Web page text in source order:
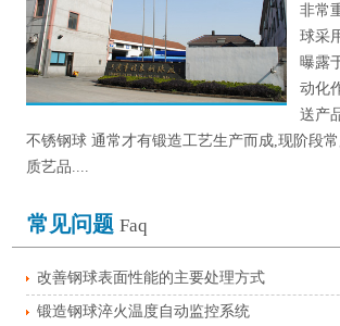
非常
球采
曝露
动化
送产
不锈钢球 通常才有锻造工艺生产而成,现阶段
质艺品....
常见问题 Faq
改善钢球表面性能的主要处理方式
锻造钢球淬火温度自动监控系统